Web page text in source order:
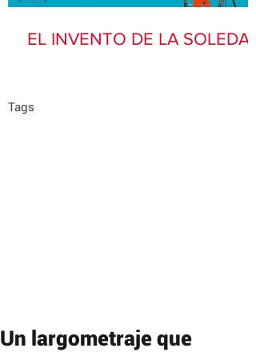
EL INVENTO DE LA SOLEDAD
Tags
Un largometraje que